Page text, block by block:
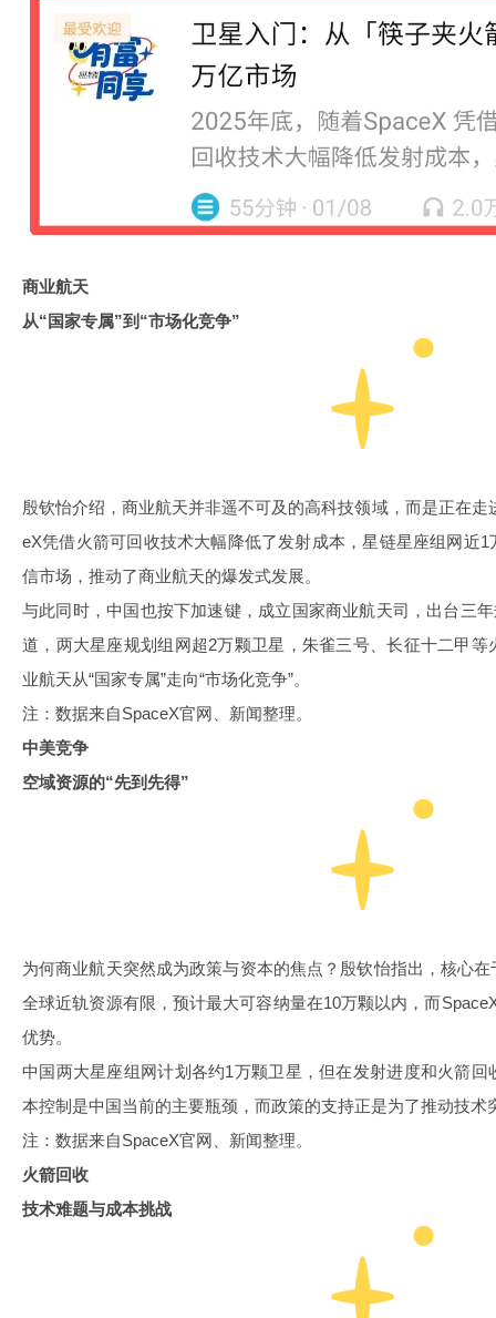
商业航天
从“国家专属”到“市场化竞争”
殷钦怡介绍，商业航天并非遥不可及的高科技领域，而是正在
eX凭借火箭可回收技术大幅降低了发射成本，星链星座组网近
信市场，推动了商业航天的爆发式发展。
与此同时，中国也按下加速键，成立国家商业航天司，出台三
道，两大星座规划组网超2万颗卫星，朱雀三号、长征十二甲
业航天从“国家专属”走向“市场化竞争”。
注：数据来自SpaceX官网、新闻整理。
中美竞争
空域资源的“先到先得”
为何商业航天突然成为政策与资本的焦点？殷钦怡指出，核心
全球近轨资源有限，预计最大可容纳量在10万颗以内，而
优势。
中国两大星座组网计划各约1万颗卫星，但在发射进度和火箭
本控制是中国当前的主要瓶颈，而政策的支持正是为了推动技术
注：数据来自SpaceX官网、新闻整理。
火箭回收
技术难题与成本挑战